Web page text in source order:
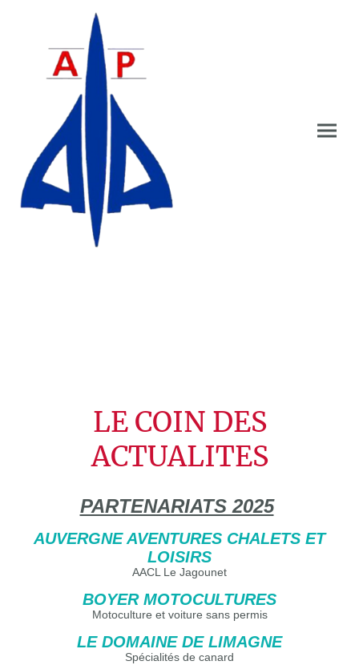
LE COIN DES
ACTUALITES
PARTENARIATS 2025
AUVERGNE AVENTURES CHALETS ET
LOISIRS
AACL Le Jagounet
BOYER MOTOCULTURES
Motoculture et voiture sans permis
LE DOMAINE DE LIMAGNE
Spécialités de canard